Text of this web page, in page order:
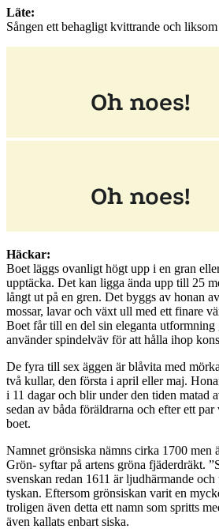
Läte:
Sången ett behagligt kvittrande och
Häckar:
Boet läggs ovanligt högt upp i en gran
upptäcka. Det kan ligga ända upp till 25
långt ut på en gren. Det byggs av honan
mossar, lavar och växt ull med ett finare
Boet får till en del sin eleganta utformning
använder spindelväv för att hålla ihop
De fyra till sex äggen är blåvita med
två kullar, den första i april eller maj.
i 11 dagar och blir under den tiden matad
sedan av båda föräldrarna och efter ett
boet.
Namnet grönsiska nämns cirka 1700 men
Grön- syftar på artens gröna fjäderdräkt.
svenskan redan 1611 är ljudhärmande
tyskan. Eftersom grönsiskan varit en
troligen även detta ett namn som spritts
även kallats enbart siska.